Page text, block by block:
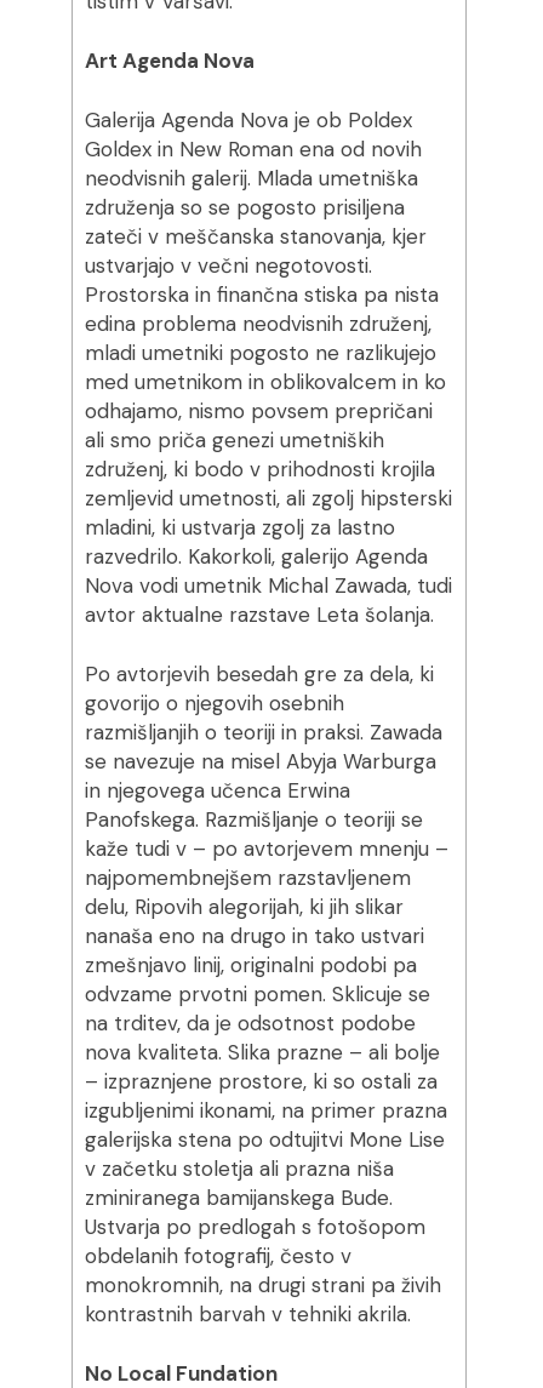
Art Agenda Nova
Galerija Agenda Nova je ob Poldex
Goldex in New Roman ena od novih
neodvisnih galerij. Mlada umetniška
združenja so se pogosto prisiljena
zateči v meščanska stanovanja, kjer
ustvarjajo v večni negotovosti.
Prostorska in finančna stiska pa nista
edina problema neodvisnih združenj,
mladi umetniki pogosto ne razlikujejo
med umetnikom in oblikovalcem in ko
odhajamo, nismo povsem prepričani
ali smo priča genezi umetniških
združenj, ki bodo v prihodnosti krojila
zemljevid umetnosti, ali zgolj hipsterski
mladini, ki ustvarja zgolj za lastno
razvedrilo. Kakorkoli, galerijo Agenda
Nova vodi umetnik Michal Zawada, tudi
avtor aktualne razstave Leta šolanja.
Po avtorjevih besedah gre za dela, ki
govorijo o njegovih osebnih
razmišljanjih o teoriji in praksi. Zawada
se navezuje na misel Abyja Warburga
in njegovega učenca Erwina
Panofskega. Razmišljanje o teoriji se
kaže tudi v – po avtorjevem mnenju –
najpomembnejšem razstavljenem
delu, Ripovih alegorijah, ki jih slikar
nanaša eno na drugo in tako ustvari
zmešnjavo linij, originalni podobi pa
odvzame prvotni pomen. Sklicuje se
na trditev, da je odsotnost podobe
nova kvaliteta. Slika prazne – ali bolje
– izpraznjene prostore, ki so ostali za
izgubljenimi ikonami, na primer prazna
galerijska stena po odtujitvi Mone Lise
v začetku stoletja ali prazna niša
zminiranega bamijanskega Bude.
Ustvarja po predlogah s fotošopom
obdelanih fotografij, često v
monokromnih, na drugi strani pa živih
kontrastnih barvah v tehniki akrila.
No Local Fundation